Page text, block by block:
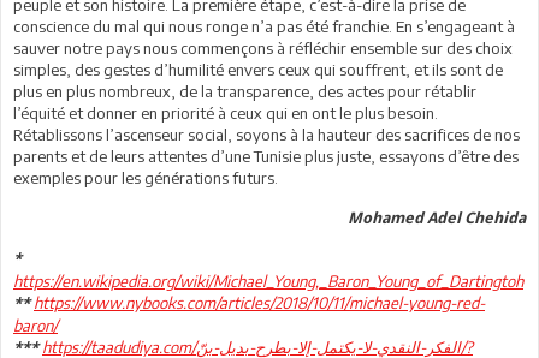
peuple et son histoire. La première étape, c’est-à-dire la prise de
conscience du mal qui nous ronge n’a pas été franchie. En s’engageant à
sauver notre pays nous commençons à réfléchir ensemble sur des choix
simples, des gestes d’humilité envers ceux qui souffrent, et ils sont de
plus en plus nombreux, de la transparence, des actes pour rétablir
l’équité et donner en priorité à ceux qui en ont le plus besoin.
Rétablissons l’ascenseur social, soyons à la hauteur des sacrifices de nos
parents et de leurs attentes d’une Tunisie plus juste, essayons d’être des
exemples pour les générations futurs.
Mohamed Adel Chehida
*
https://en.wikipedia.org/wiki/Michael_Young,_Baron_Young_of_Dartingtoh
** https://www.nybooks.com/articles/2018/10/11/michael-young-red-
baron/
*** https://taadudiya.com/الفكر-النقدي-لا-يكتمل-إلا-بطرح-بديل-بنّ/?